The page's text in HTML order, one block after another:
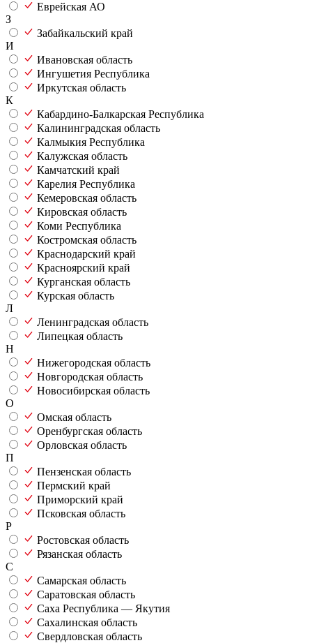
Еврейская АО
З
Забайкальский край
И
Ивановская область
Ингушетия Республика
Иркутская область
К
Кабардино-Балкарская Республика
Калининградская область
Калмыкия Республика
Калужская область
Камчатский край
Карелия Республика
Кемеровская область
Кировская область
Коми Республика
Костромская область
Краснодарский край
Красноярский край
Курганская область
Курская область
Л
Ленинградская область
Липецкая область
Н
Нижегородская область
Новгородская область
Новосибирская область
О
Омская область
Оренбургская область
Орловская область
П
Пензенская область
Пермский край
Приморский край
Псковская область
Р
Ростовская область
Рязанская область
С
Самарская область
Саратовская область
Саха Республика — Якутия
Сахалинская область
Свердловская область